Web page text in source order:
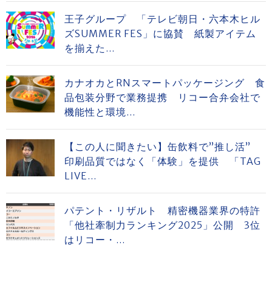
王子グループ 「テレビ朝日・六本木ヒル
ズSUMMER FES」に協賛 紙製アイテム
を揃えた...
カナオカとRNスマートパッケージング 食
品包装分野で業務提携 リコー合弁会社で
機能性と環境...
【この人に聞きたい】缶飲料で”推し活”
印刷品質ではなく「体験」を提供 「TAG
LIVE...
パテント・リザルト 精密機器業界の特許
「他社牽制力ランキング2025」公開 3位
はリコー・...